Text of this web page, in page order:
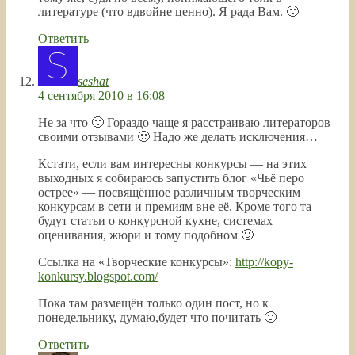
литературе (что вдвойне ценно). Я рада Вам. 🙂
Ответить
seshat
4 сентября 2010 в 16:08
Не за что 🙂 Гораздо чаще я расстраиваю литераторов
своими отзывами 🙂 Надо же делать исключения…
Кстати, если вам интересны конкурсы — на этих
выходных я собираюсь запустить блог «Чьё перо
острее» — посвящённое различным творческим
конкурсам в сети и премиям вне её. Кроме того та
будут статьи о конкурсной кухне, системах
оценивания, жюри и тому подобном 🙂
Ссылка на «Творческие конкурсы»: http://kopy-
konkursy.blogspot.com/
Пока там размещён только один пост, но к
понедельнику, думаю,будет что почитать 🙂
Ответить